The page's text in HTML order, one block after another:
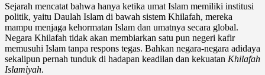
Sejarah mencatat bahwa hanya ketika umat Islam memiliki institusi
politik, yaitu Daulah Islam di bawah sistem Khilafah, mereka
mampu menjaga kehormatan Islam dan umatnya secara global.
Negara Khilafah tidak akan membiarkan satu pun negeri kafir
memusuhi Islam tanpa respons tegas. Bahkan negara-negara adidaya
sekalipun pernah tunduk di hadapan keadilan dan kekuatan Khilafah
Islamiyah.